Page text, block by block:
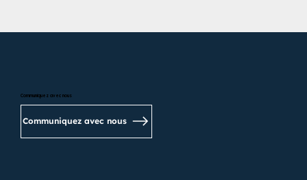
Communiquez avec nous
Communiquez avec nous